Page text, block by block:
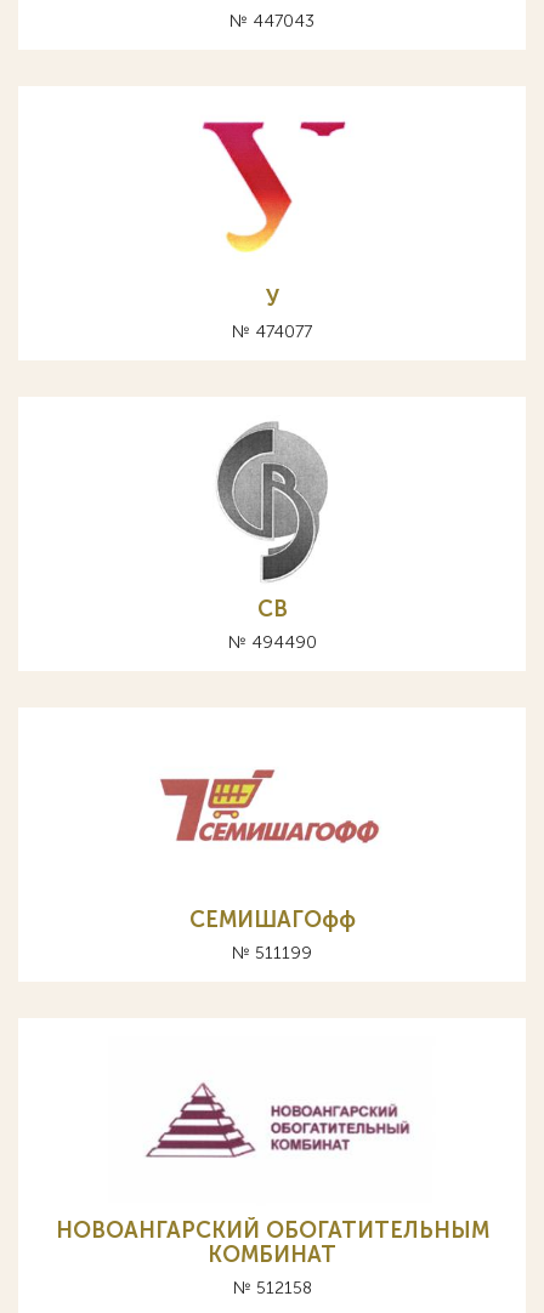
№ 447043
У
№ 474077
СВ
№ 494490
СЕМИШАГОфф
№ 511199
НОВОАНГАРСКИЙ ОБОГАТИТЕЛЬНЫМ
КОМБИНАТ
№ 512158